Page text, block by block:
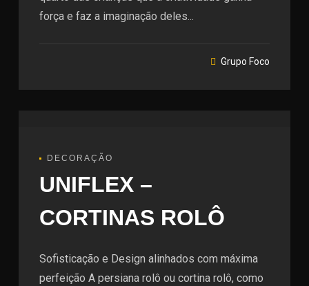
força e faz a imaginação deles...
Grupo Foco
DECORAÇÃO
UNIFLEX –
CORTINAS ROLÔ
Sofisticação e Design alinhados com máxima
perfeição A persiana rolô ou cortina rolô, como